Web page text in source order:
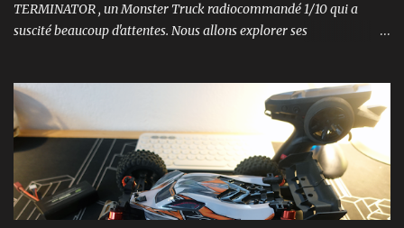
TERMINATOR , un Monster Truck radiocommandé 1/10 qui a
suscité beaucoup d'attentes. Nous allons explorer ses
distingue par son prix attractif et ses fonctionnalités intéressantes,
et nous allons examiner tout cela en profondeur. ----------------
------------------------- Lien affilié Aliexpress 👉​
https://s.click.aliexpress.com/e/_c3IM84VZ -- -------------------
----------------------